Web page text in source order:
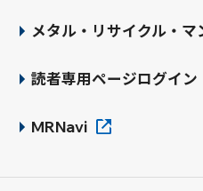
メタル・リサイクル・マ
読者専用ページログイン
MRNavi